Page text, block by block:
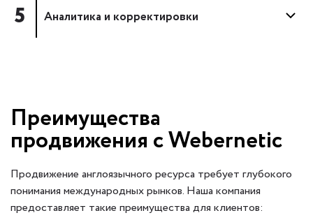
5 Аналитика и корректировки
Преимущества
продвижения с Webernetic
Продвижение англоязычного ресурса требует глубокого
понимания международных рынков. Наша компания
предоставляет такие преимущества для клиентов: